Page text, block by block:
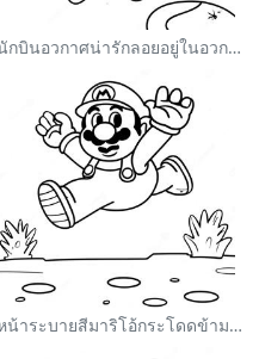
นักบินอวกาศน่ารักลอยอยู่ในอวกาศ ระบายสี
หน้าระบายสีมาริโอ้กระโดดข้ามกูมบา